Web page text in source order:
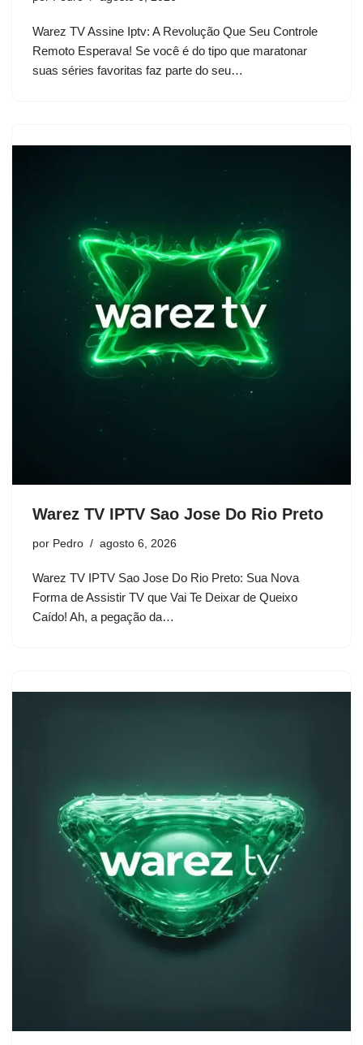
Warez TV Assine Iptv: A Revolução Que Seu Controle
Remoto Esperava! Se você é do tipo que maratonar
suas séries favoritas faz parte do seu…
Warez TV IPTV Sao Jose Do Rio Preto
por Pedro agosto 6, 2026
Warez TV IPTV Sao Jose Do Rio Preto: Sua Nova
Forma de Assistir TV que Vai Te Deixar de Queixo
Caído! Ah, a pegação da…